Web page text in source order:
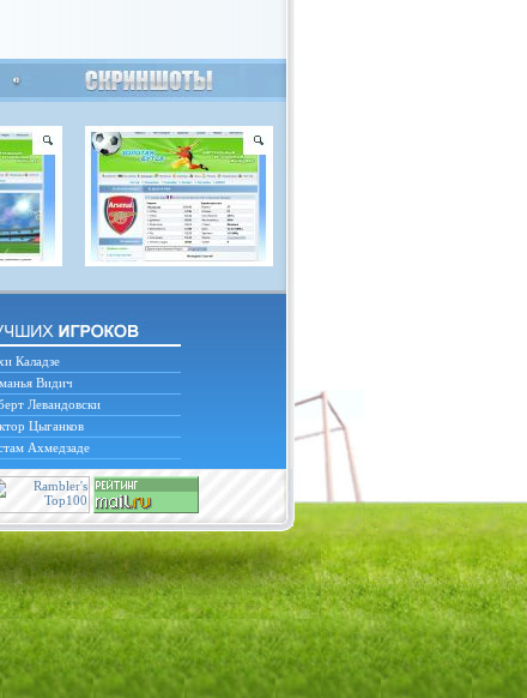
Каладзе
Видич
Левандовски
Цыганков
Ахмедзаде